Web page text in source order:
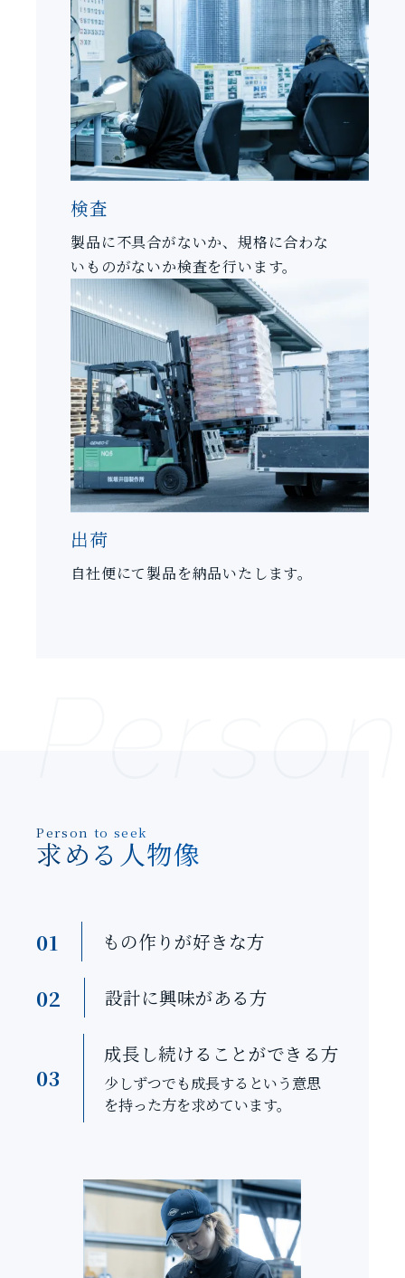
検査
製品に不具合がないか、規格に合わな
いものがないか検査を行います。
出荷
自社便にて製品を納品いたします。
Person to seek
求める人物像
01 もの作りが好きな方
02 設計に興味がある方
03
成長し続けることができる方
少しずつでも成長するという意思
を持った方を求めています。